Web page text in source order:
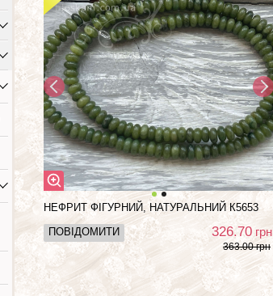
НЕФРИТ ФІГУРНИЙ, НАТУРАЛЬНИЙ К5653
ПОВІДОМИТИ
326.70 грн
363.00 грн